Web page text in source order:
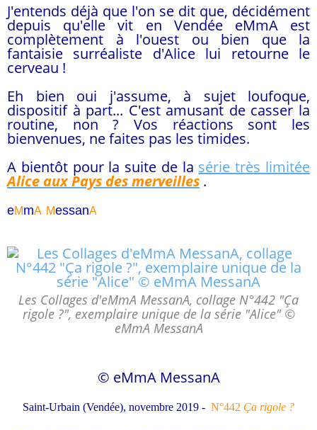
J'entends déjà que l'on se dit que, décidément
depuis qu'elle vit en Vendée eMmA est
complètement à l'ouest ou bien que la
fantaisie surréaliste d'Alice lui retourne le
cerveau !
Eh bien oui j'assume, à sujet loufoque,
dispositif à part... C'est amusant de casser la
routine, non ? Vos réactions sont les
bienvenues, ne faites pas les timides.
A bientôt pour la suite de la série très limitée
Alice aux Pays des merveilles .
eMmA MessanA
Les Collages d'eMmA MessanA, collage N°442 "Ça
rigole ?", exemplaire unique de la série "Alice" ©
eMmA MessanA
© eMmA MessanA
Saint-Urbain (Vendée), novembre 2019 - N°442 Ça rigole ?